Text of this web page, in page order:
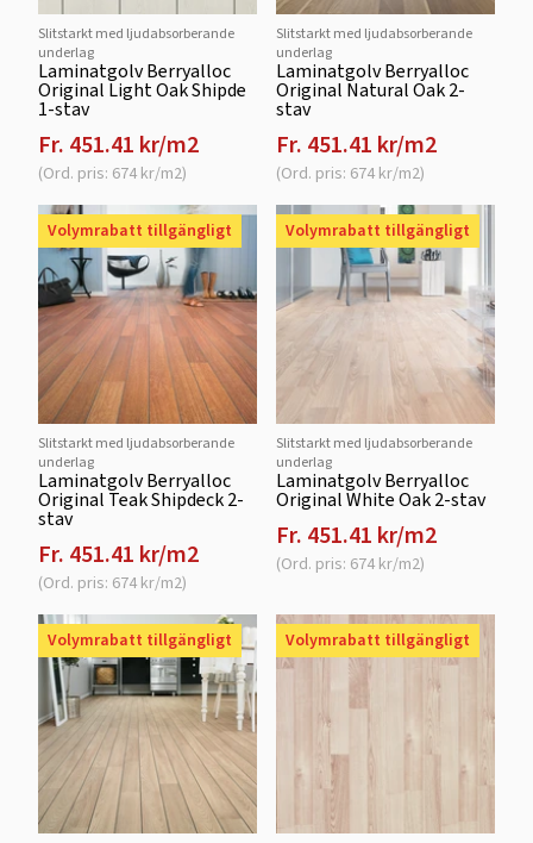
Slitstarkt med ljudabsorberande
underlag
Laminatgolv Berryalloc
Original Light Oak Shipde
1-stav
Fr. 451.41 kr/m2
(Ord. pris: 674 kr/m2)
Slitstarkt med ljudabsorberande
underlag
Laminatgolv Berryalloc
Original Natural Oak 2-
stav
Fr. 451.41 kr/m2
(Ord. pris: 674 kr/m2)
Volymrabatt tillgängligt
Slitstarkt med ljudabsorberande
underlag
Laminatgolv Berryalloc
Original Teak Shipdeck 2-
stav
Fr. 451.41 kr/m2
(Ord. pris: 674 kr/m2)
Volymrabatt tillgängligt
Slitstarkt med ljudabsorberande
underlag
Laminatgolv Berryalloc
Original White Oak 2-stav
Fr. 451.41 kr/m2
(Ord. pris: 674 kr/m2)
Volymrabatt tillgängligt Volymrabatt tillgängligt